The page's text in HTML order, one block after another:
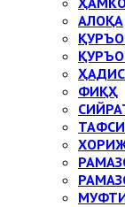
АЛОҚА
ФИҚҲ